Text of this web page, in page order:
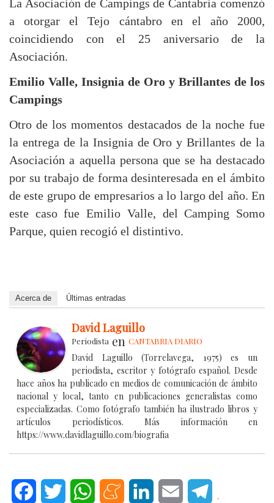
La Asociación de Campings de Cantabria comenzó
a otorgar el Tejo cántabro en el año 2000,
coincidiendo con el 25 aniversario de la
Asociación.
Emilio Valle, Insignia de Oro y Brillantes de los
Campings
Otro de los momentos destacados de la noche fue
la entrega de la Insignia de Oro y Brillantes de la
Asociación a aquella persona que se ha destacado
por su trabajo de forma desinteresada en el ámbito
de este grupo de empresarios a lo largo del año. En
este caso fue Emilio Valle, del Camping Somo
Parque, quien recogió el distintivo.
Acerca de Últimas entradas
David Laguillo
Periodista en CANTABRIA DIARIO
David Laguillo (Torrelavega, 1975) es un
periodista, escritor y fotógrafo español. Desde
hace años ha publicado en medios de comunicación de ámbito
nacional y local, tanto en publicaciones generalistas como
especializadas. Como fotógrafo también ha ilustrado libros y
artículos periodísticos. Más información en
https://www.davidlaguillo.com/biografia
FacebookTwitter WhatsAppMeneameLinkedInEmail .